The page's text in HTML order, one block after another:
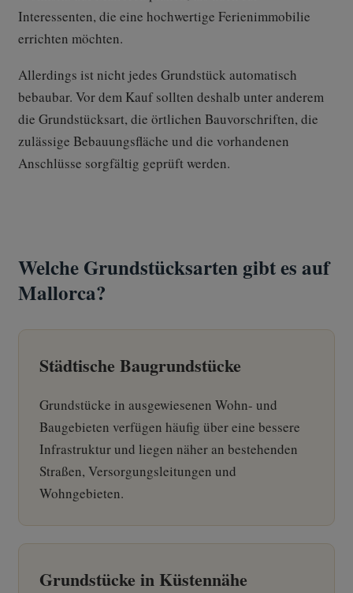
Interessenten, die eine hochwertige Ferienimmobilie
errichten möchten.
Allerdings ist nicht jedes Grundstück automatisch
bebaubar. Vor dem Kauf sollten deshalb unter anderem
die Grundstücksart, die örtlichen Bauvorschriften, die
zulässige Bebauungsfläche und die vorhandenen
Anschlüsse sorgfältig geprüft werden.
Welche Grundstücksarten gibt es auf
Mallorca?
Städtische Baugrundstücke
Grundstücke in ausgewiesenen Wohn- und
Baugebieten verfügen häufig über eine bessere
Infrastruktur und liegen näher an bestehenden
Straßen, Versorgungsleitungen und
Wohngebieten.
Grundstücke in Küstennähe